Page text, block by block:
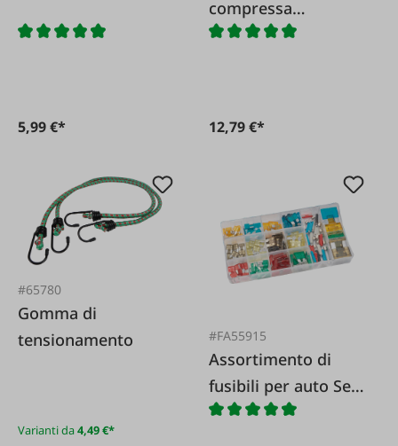
5,99 €*
compressa
Wabcotyhl 1 litro
12,79 €*
#65780
Gomma di
tensionamento
Varianti da4,49 €*
#FA55915
Assortimento di
fusibili per auto Set
da 147 pezzi.